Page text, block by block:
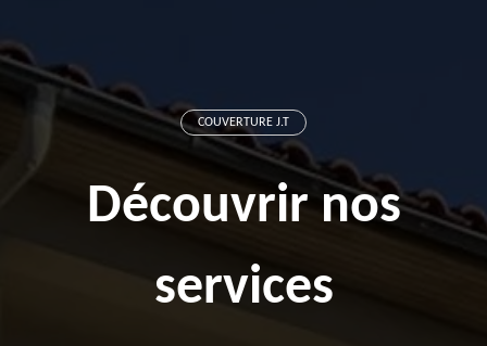
COUVERTURE J.T
Découvrir nos
services